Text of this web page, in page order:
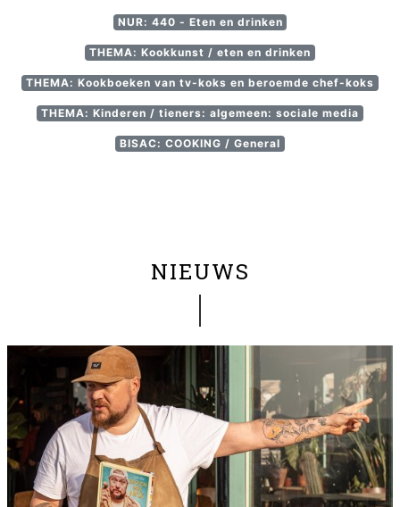
NUR: 440 - Eten en drinken
THEMA: Kookkunst / eten en drinken
THEMA: Kookboeken van tv-koks en beroemde chef-koks
THEMA: Kinderen / tieners: algemeen: sociale media
BISAC: COOKING / General
NIEUWS